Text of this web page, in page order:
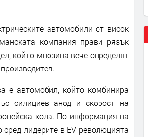
автомобили от висок
компания прави рязък
който мнозина вече определят
е автомобил, който комбинира
силициев анод и скорост на
кола. По информация на
лидерите в EV революцията